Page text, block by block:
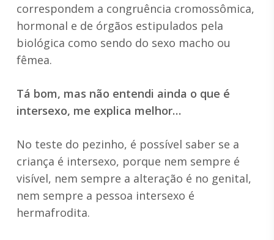
correspondem a congruência cromossômica,
hormonal e de órgãos estipulados pela
biológica como sendo do sexo macho ou
fêmea.
Tá bom, mas não entendi ainda o que é
intersexo, me explica melhor…
No teste do pezinho, é possível saber se a
criança é intersexo, porque nem sempre é
visível, nem sempre a alteração é no genital,
nem sempre a pessoa intersexo é
hermafrodita.